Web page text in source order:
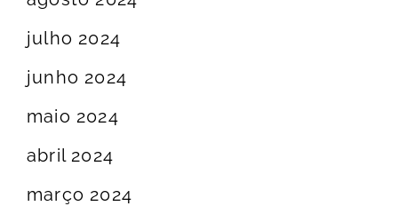
julho 2024
junho 2024
maio 2024
abril 2024
março 2024